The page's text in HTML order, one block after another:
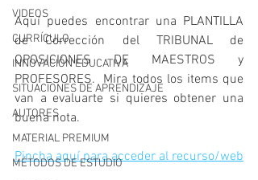
VIDEOS
CURRÍCULO
INNOVACIÓN EDUCATIVA
SITUACIONES DE APRENDIZAJE
AUTORES
MATERIAL PREMIUM
MÉTODOS DE ESTUDIO
Aquí puedes encontrar una PLANTILLA
de Corrección del TRIBUNAL de
OPOSICIONES DE MAESTROS y
PROFESORES.  Mira todos los items que
van a evaluarte si quieres obtener una
buena nota.
Pincha aquí para acceder al recurso/web